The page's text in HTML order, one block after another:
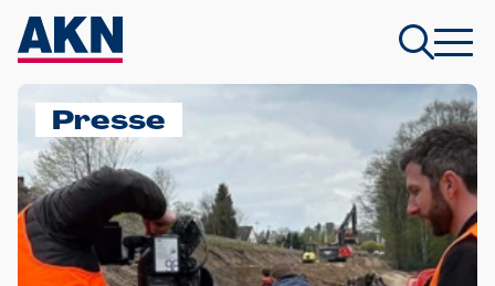
Presse